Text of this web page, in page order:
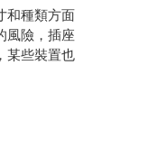
和種類方面
風險，插座
某些裝置也